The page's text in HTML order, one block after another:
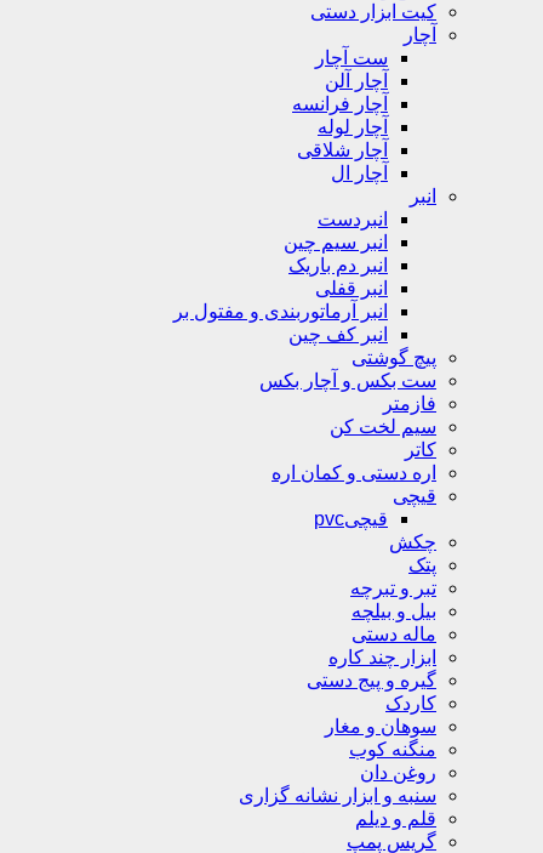
کیت ابزار دستی
آچار
ست آچار
آچار آلن
آچار فرانسه
آچار لوله
آچار شلاقی
آچار ال
انبر
انبردست
انبر سیم چین
انبر دم باریک
انبر قفلی
انبر آرماتوربندی و مفتول بر
انبر کف چین
پیچ گوشتی
ست بکس و آچار بکس
فازمتر
سیم لخت کن
کاتر
اره دستی و کمان اره
قیچی
قیچیpvc
چکش
پتک
تبر و تبرچه
بیل و بیلچه
ماله دستی
ابزار چند کاره
گیره و پیج دستی
کاردک
سوهان و مغار
منگنه کوب
روغن دان
سنبه و ابزار نشانه گزاری
قلم و دیلم
گریس پمپ